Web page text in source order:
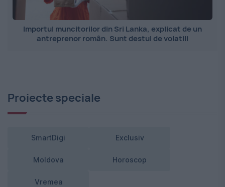
Importul muncitorilor din Sri Lanka, explicat de un
antreprenor român. Sunt destul de volatili
Proiecte speciale
SmartDigi Exclusiv
Moldova Horoscop
Vremea